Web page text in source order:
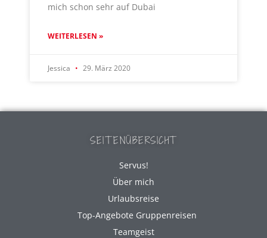
mich schon sehr auf Dubai
WEITERLESEN »
Jessica 29. März 2020
SEITENÜBERSICHT
Servus!
Über mich
Urlaubsreise
Top-Angebote Gruppenreisen
Teamgeist